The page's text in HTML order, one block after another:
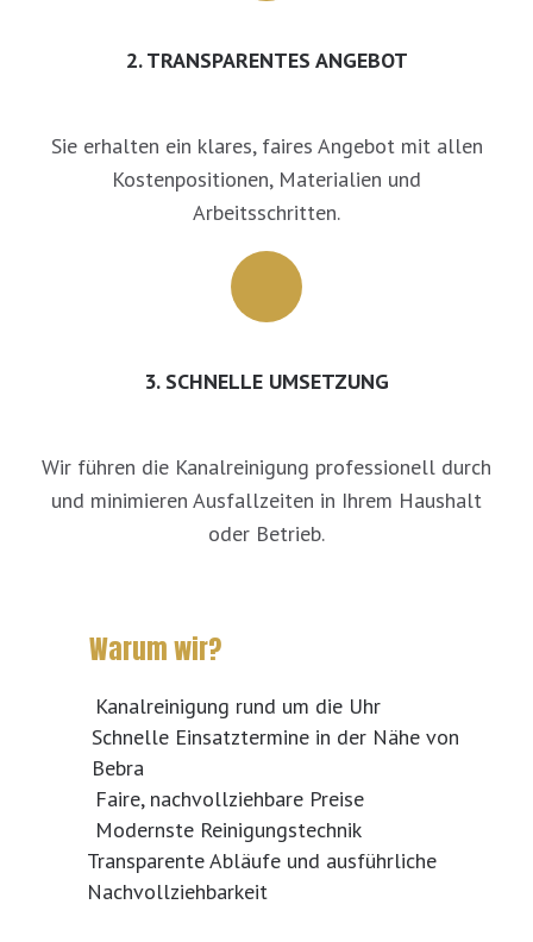
2. TRANSPARENTES ANGEBOT
Sie erhalten ein klares, faires Angebot mit allen
Kostenpositionen, Materialien und
Arbeitsschritten.
3. SCHNELLE UMSETZUNG
Wir führen die Kanalreinigung professionell durch
und minimieren Ausfallzeiten in Ihrem Haushalt
oder Betrieb.
Warum wir?
Kanalreinigung rund um die Uhr
Schnelle Einsatztermine in der Nähe von
Bebra
Faire, nachvollziehbare Preise
Modernste Reinigungstechnik
Transparente Abläufe und ausführliche
Nachvollziehbarkeit